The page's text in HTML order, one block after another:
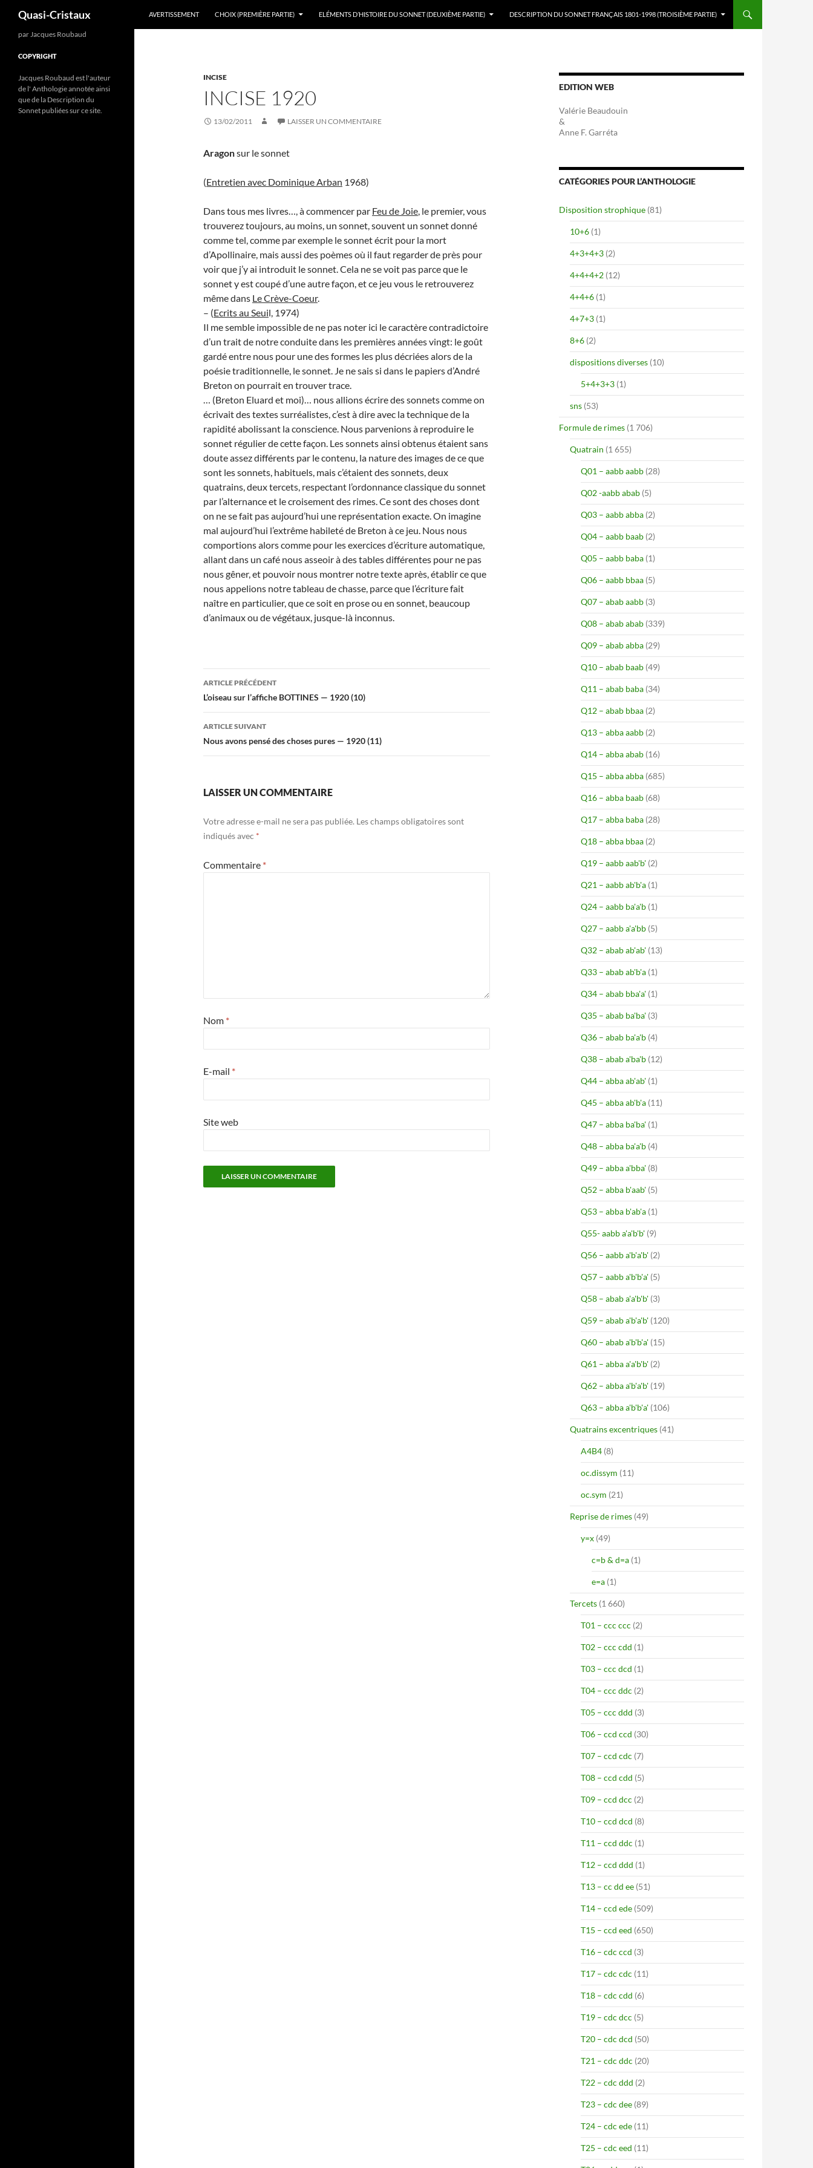
Aller
Quasi-Cristaux AVERTISSEMENT CHOIX (PREMIÈRE PARTIE) ELÉMENTS D’HISTOIRE DU SONNET (DEUXIÈME PARTIE) DESCRIPTION DU SONNET FRANÇAIS 1801-1998 (TROISIÈME PARTIE)
INCISE
INCISE 1920
13/02/2011 LAISSER UN COMMENTAIRE
Aragonsur le sonnet
(Entretien avec Dominique Arban 1968)
Dans tous mes livres…, à commencer par Feu de Joie, le premier, vous
trouverez toujours, au moins, un sonnet, souvent un sonnet donné
comme tel, comme par exemple le sonnet écrit pour la mort
d’Apollinaire, mais aussi des poèmes où il faut regarder de près pour
voir que j’y ai introduit le sonnet. Cela ne se voit pas parce que le
sonnet y est coupé d’une autre façon, et ce jeu vous le retrouverez
même dans Le Crève-Coeur.
– (Ecrits au Seuil, 1974)
Il me semble impossible de ne pas noter ici le caractère contradictoire
d’un trait de notre conduite dans les premières années vingt: le goût
gardé entre nous pour une des formes les plus décriées alors de la
poésie traditionnelle, le sonnet. Je ne sais si dans le papiers d’André
Breton on pourrait en trouver trace.
… (Breton Eluard et moi)… nous allions écrire des sonnets comme on
écrivait des textes surréalistes, c’est à dire avec la technique de la
rapidité abolissant la conscience. Nous parvenions à reproduire le
sonnet régulier de cette façon. Les sonnets ainsi obtenus étaient sans
doute assez différents par le contenu, la nature des images de ce que
sont les sonnets, habituels, mais c’étaient des sonnets, deux
quatrains, deux tercets, respectant l’ordonnance classique du sonnet
par l’alternance et le croisement des rimes. Ce sont des choses dont
on ne se fait pas aujourd’hui une représentation exacte. On imagine
mal aujourd’hui l’extrême habileté de Breton à ce jeu. Nous nous
comportions alors comme pour les exercices d’écriture automatique,
allant dans un café nous asseoir à des tables différentes pour ne pas
nous gêner, et pouvoir nous montrer notre texte après, établir ce que
nous appelions notre tableau de chasse, parce que l’écriture fait
naître en particulier, que ce soit en prose ou en sonnet, beaucoup
d’animaux ou de végétaux, jusque-là inconnus.
Navigation
des
articles
ARTICLE PRÉCÉDENT
L’oiseau sur l’affiche BOTTINES — 1920 (10)
ARTICLE SUIVANT
Nous avons pensé des choses pures — 1920 (11)
LAISSER UN COMMENTAIRE
Votre adresse e-mail ne sera pas publiée. Les champs obligatoires sont
indiqués avec *
Commentaire *
Nom *
E-mail *
Site web
EDITION WEB
Valérie Beaudouin
&
Anne F. Garréta
CATÉGORIES POUR L’ANTHOLOGIE
Disposition strophique (81)
10+6 (1)
4+3+4+3 (2)
4+4+4+2 (12)
4+4+6 (1)
4+7+3 (1)
8+6 (2)
dispositions diverses (10)
5+4+3+3 (1)
sns (53)
Formule de rimes (1 706)
Quatrain (1 655)
Q01 – aabb aabb (28)
Q02 -aabb abab (5)
Q03 – aabb abba (2)
Q04 – aabb baab (2)
Q05 – aabb baba (1)
Q06 – aabb bbaa (5)
Q07 – abab aabb (3)
Q08 – abab abab (339)
Q09 – abab abba (29)
Q10 – abab baab (49)
Q11 – abab baba (34)
Q12 – abab bbaa (2)
Q13 – abba aabb (2)
Q14 – abba abab (16)
Q15 – abba abba (685)
Q16 – abba baab (68)
Q17 – abba baba (28)
Q18 – abba bbaa (2)
Q19 – aabb aab'b' (2)
Q21 – aabb ab'b'a (1)
Q24 – aabb ba'a'b (1)
Q27 – aabb a'a'bb (5)
Q32 – abab ab'ab' (13)
Q33 – abab ab'b'a (1)
Q34 – abab bba'a' (1)
Q35 – abab ba'ba' (3)
Q36 – abab ba'a'b (4)
Q38 – abab a'ba'b (12)
Q44 – abba ab'ab' (1)
Q45 – abba ab'b'a (11)
Q47 – abba ba'ba' (1)
Q48 – abba ba'a'b (4)
Q49 – abba a'bba' (8)
Q52 – abba b'aab' (5)
Q53 – abba b'ab'a (1)
Q55- aabb a'a'b'b' (9)
Q56 – aabb a'b'a'b' (2)
Q57 – aabb a'b'b'a' (5)
Q58 – abab a'a'b'b' (3)
Q59 – abab a'b'a'b' (120)
Q60 – abab a'b'b'a' (15)
Q61 – abba a'a'b'b' (2)
Q62 – abba a'b'a'b' (19)
Q63 – abba a'b'b'a' (106)
Quatrains excentriques (41)
A4B4 (8)
oc.dissym (11)
oc.sym (21)
Reprise de rimes (49)
y=x (49)
c=b & d=a (1)
e=a (1)
Tercets (1 660)
T01 – ccc ccc (2)
T02 – ccc cdd (1)
T03 – ccc dcd (1)
T04 – ccc ddc (2)
T05 – ccc ddd (3)
T06 – ccd ccd (30)
T07 – ccd cdc (7)
T08 – ccd cdd (5)
T09 – ccd dcc (2)
T10 – ccd dcd (8)
T11 – ccd ddc (1)
T12 – ccd ddd (1)
T13 – cc dd ee (51)
T14 – ccd ede (509)
T15 – ccd eed (650)
T16 – cdc ccd (3)
T17 – cdc cdc (11)
T18 – cdc cdd (6)
T19 – cdc dcc (5)
T20 – cdc dcd (50)
T21 – cdc ddc (20)
T22 – cdc ddd (2)
T23 – cdc dee (89)
T24 – cdc ede (11)
T25 – cdc eed (11)
par Jacques Roubaud
COPYRIGHT
Jacques Roubaud est l'auteur
de l' Anthologie annotée ainsi
que de la Description du
Sonnet publiées sur ce site.